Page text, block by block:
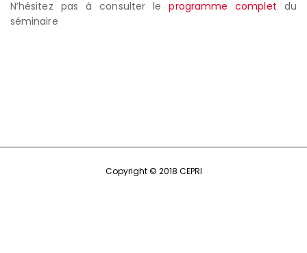
N’hésitez pas à consulter leprogramme complet du
séminaire
Copyright © 2018 CEPRI